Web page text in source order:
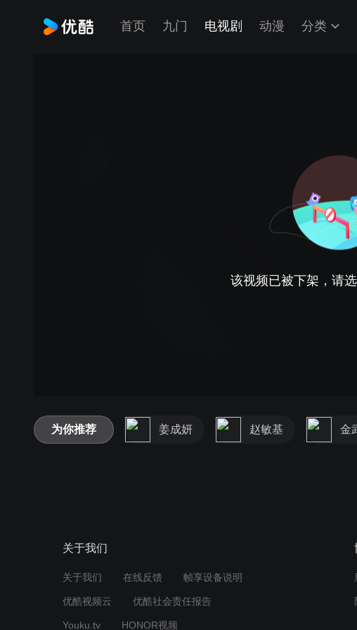
首页 九门 电视剧 动漫 分类
该视频已被下架，请
为你推荐 姜成妍 赵敏基 金
关于我们
关于我们 在线反馈 帧享设备说明
优酷视频云 优酷社会责任报告
Youku.tv HONOR视频